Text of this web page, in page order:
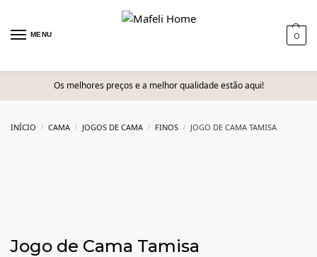
MENU 0
Os melhores preços e a melhor qualidade estão aqui!
INÍCIO / CAMA / JOGOS DE CAMA / FINOS / JOGO DE CAMA TAMISA
Jogo de Cama Tamisa